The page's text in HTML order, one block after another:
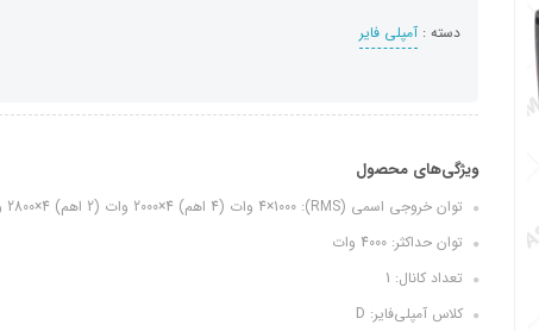
دسته : آمپلی فایر
ویژگی‌های محصول
توان خروجی اسمی (RMS): 4×1000 وات (4 اهم) 4×2000 وات (2 اهم) 4×2800 وات (1 اهم)
توان حداکثر: 4000 وات
تعداد کانال: 1
کلاس آمپلی‌فایر: D